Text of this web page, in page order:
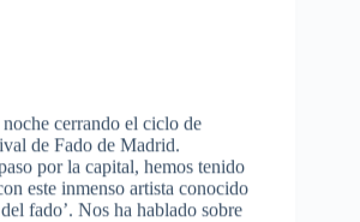
noche cerrando el ciclo de
de Fado de Madrid.
por la capital, hemos tenido
este inmenso artista conocido
fado’. Nos ha hablado sobre